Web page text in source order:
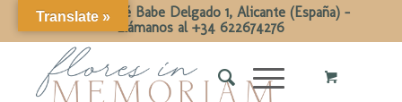
Calle Dr José Babe Delgado 1, Alicante (España) -
Llámanos al +34 622674276
Translate »